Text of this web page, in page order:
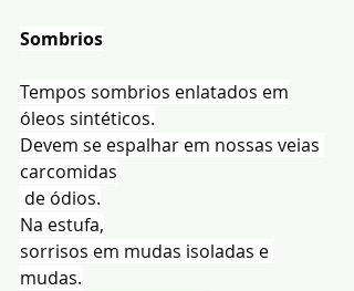
Sombrios
Tempos sombrios enlatados em
óleos sintéticos.
Devem se espalhar em nossas veias
carcomidas
de ódios.
Na estufa,
sorrisos em mudas isoladas e
mudas.